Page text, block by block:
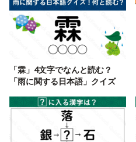
「霖」4文字でなんと読む？
「雨に関する日本語」クイズ